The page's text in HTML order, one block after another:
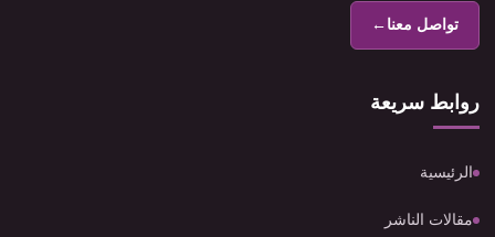
تواصل معنا←
روابط سريعة
الرئيسية
مقالات الناشر